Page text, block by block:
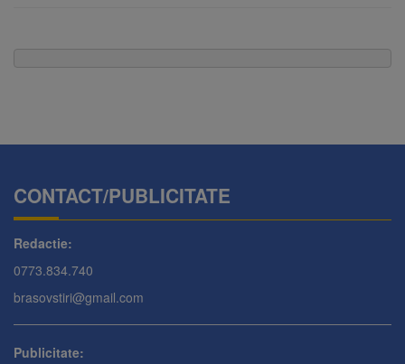
CONTACT/PUBLICITATE
Redactie:
0773.834.740
brasovstiri@gmail.com
Publicitate: